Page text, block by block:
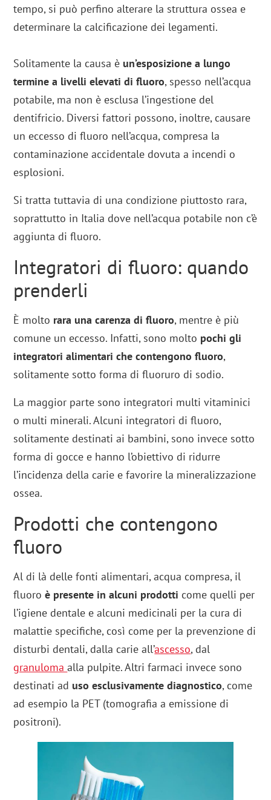
tempo, si può perfino alterare la struttura ossea e
determinare la calcificazione dei legamenti.
Solitamente la causa è un’esposizione a lungo
termine a livelli elevati di fluoro, spesso nell’acqua
potabile, ma non è esclusa l’ingestione del
dentifricio. Diversi fattori possono, inoltre, causare
un eccesso di fluoro nell’acqua, compresa la
contaminazione accidentale dovuta a incendi o
esplosioni.
Si tratta tuttavia di una condizione piuttosto rara,
soprattutto in Italia dove nell’acqua potabile non c’è
aggiunta di fluoro.
Integratori di fluoro: quando
prenderli
È molto rara una carenza di fluoro, mentre è più
comune un eccesso. Infatti, sono molto pochi gli
integratori alimentari che contengono fluoro,
solitamente sotto forma di fluoruro di sodio.
La maggior parte sono integratori multi vitaminici
o multi minerali. Alcuni integratori di fluoro,
solitamente destinati ai bambini, sono invece sotto
forma di gocce e hanno l’obiettivo di ridurre
l’incidenza della carie e favorire la mineralizzazione
ossea.
Prodotti che contengono
fluoro
Al di là delle fonti alimentari, acqua compresa, il
fluoroè presente in alcuni prodotti come quelli per
l’igiene dentale e alcuni medicinali per la cura di
malattie specifiche, così come per la prevenzione di
disturbi dentali, dalla carie all’ascesso, dal
granulomaalla pulpite. Altri farmaci invece sono
destinati ad uso esclusivamente diagnostico, come
ad esempio la PET (tomografia a emissione di
positroni).